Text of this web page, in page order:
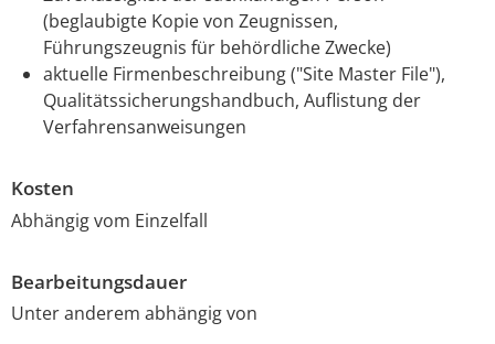
(beglaubigte Kopie von Zeugnissen,
Führungszeugnis für behördliche Zwecke)
aktuelle Firmenbeschreibung ("Site Master File"),
Qualitätssicherungshandbuch, Auflistung der
Verfahrensanweisungen
Kosten
Abhängig vom Einzelfall
Bearbeitungsdauer
Unter anderem abhängig von